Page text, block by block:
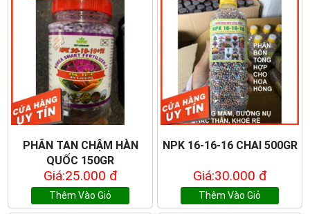
PHÂN TAN CHẬM HÀN
QUỐC 150GR
Giá:25.000 đ
Thêm Vào Giỏ
NPK 16-16-16 CHAI 500GR
Giá:30.000 đ
Thêm Vào Giỏ